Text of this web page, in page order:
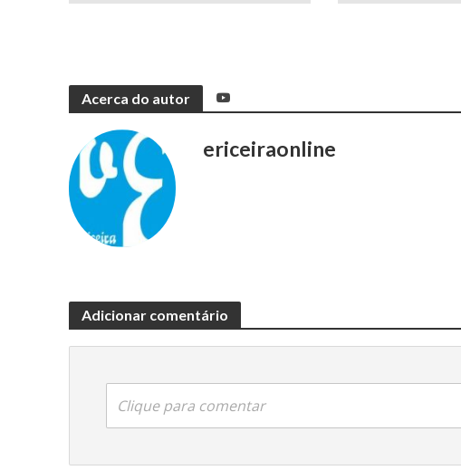
Acerca do autor
ericeiraonline
Adicionar comentário
Clique para comentar